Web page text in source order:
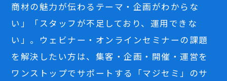
商材の魅力が伝わるテーマ・企画がわからな
い」「スタッフが不足しており、運用できな
い」。ウェビナー・オンラインセミナーの課題
を解決したい方は、集客・企画・開催・運営を
ワンストップでサポートする「マジセミ」のサ